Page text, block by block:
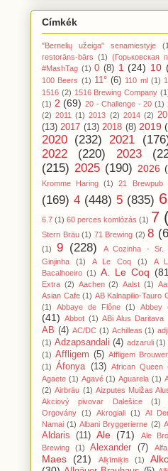
Címkék
"Bernelių užeiga" senamiestyje
restorāns-bārs (1) (Горьковская
#MashTag (1) 0 (8) 1 (24) 10
100 Beers (1) 11° (6) 110 ml (1)
1516 (2) 1516 Brewing Company
(1) 2 (69) 20 - Challenge - 20 (1)
(2) 2011 (1) 2013 (2) 2014 (2)
(13) 2017 (13) 2018 (8) 2019
2020 (232) 2021
2022 (220) 2023
(215) 2025 (190) 2026
Kromme Haring
(1) 21 Brewpub
(169) 4 (448) 5 (835) 6
6.7 (1) 60 perces komlózás (1) 7
Stern Bräu (1) 71 Brewing (2) 8
(1)
9 (228) A Cozinha - Sr.
Ginjinha
(1) A Le Coq (1)
A
Bacalhoeiro (1) A. Le Coq
Extra (2) Aachen (2) Aalst (1)
Asian Cafe (1) AB Kalnapilio-Tauro
(1)
Abbaye de Flône (1) Abbey
(41)
Abbot (1) ABi Alus Daritava
AB (4) AC/DC (1) Achilleas (1)
(1) Adzapsandali (4) adzaruli (1)
(1) Affligem (5) Affligem
(1)
Áfonya (13) African Queen
Agaete (1) Agavé (1) Aguarela (1)
(2) Airbräu (1) Aizputes Muižas
Akciový pivovar Dalešice
(1)
Orgovány (1) Akrogiali (1) Al
Namai (1) Albani Bryggerierne (2)
Aldaris (11) Ale (71) Ale
Brewing
(1) Alexander (7) Alfa
Maes
(21) Alķīmiķis (1)